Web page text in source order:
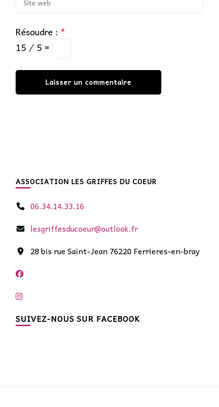
Résoudre : *
15 ⁄ 5 =
ASSOCIATION LES GRIFFES DU COEUR
06.34.14.33.16
lesgriffesducoeur@outlook.fr
28 bis rue Saint-Jean 76220 Ferrieres-en-bray
SUIVEZ-NOUS SUR FACEBOOK